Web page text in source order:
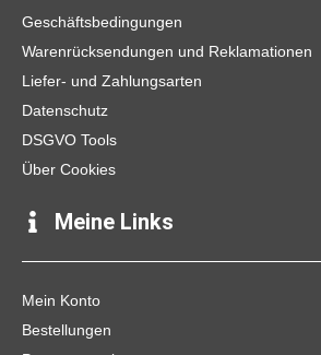
k
a
Geschäftsbedingungen
Warenrücksendungen und Reklamationen
Liefer- und Zahlungsarten
Datenschutz
DSGVO Tools
Über Cookies
Meine Links
Mein Konto
Bestellungen